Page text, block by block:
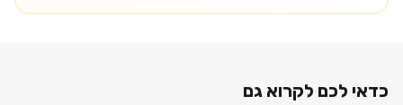
כדאי לכם לקרוא גם